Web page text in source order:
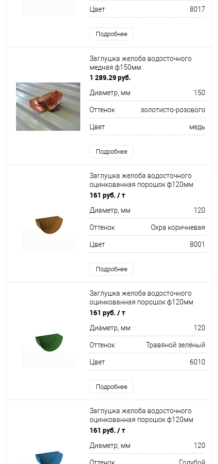
Цвет 8017
Подробнее
Заглушка желоба водосточного
медная ф150мм
1 289.29 руб.
Диаметр, мм 150
Оттенок золотисто-розового
Цвет медь
Подробнее
Заглушка желоба водосточного
оцинкованная порошок ф120мм
RAL 8001
161 руб. / т
Диаметр, мм 120
Оттенок Охра коричневая
Цвет 8001
Подробнее
Заглушка желоба водосточного
оцинкованная порошок ф120мм
RAL 6010
161 руб. / т
Диаметр, мм 120
Оттенок Травяной зелёный
Цвет 6010
Подробнее
Заглушка желоба водосточного
оцинкованная порошок ф120мм
RAL 5012
161 руб. / т
Диаметр, мм 120